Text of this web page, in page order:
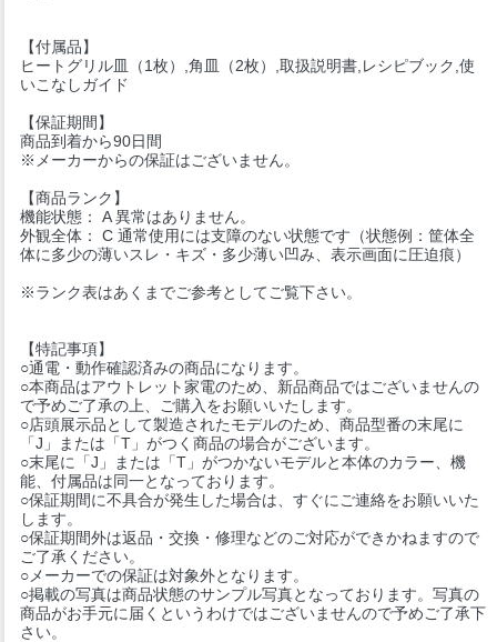
【付属品】
ヒートグリル皿（1枚）,角皿（2枚）,取扱説明書,レシピブック,使
いこなしガイド
【保証期間】
商品到着から90日間
※メーカーからの保証はございません。
【商品ランク】
機能状態： A 異常はありません。
外観全体： C 通常使用には支障のない状態です（状態例：筐体全
体に多少の薄いスレ・キズ・多少薄い凹み、表示画面に圧迫痕）
※ランク表はあくまでご参考としてご覧下さい。
【特記事項】
○通電・動作確認済みの商品になります。
○本商品はアウトレット家電のため、新品商品ではございませんの
で予めご了承の上、ご購入をお願いいたします。
○店頭展示品として製造されたモデルのため、商品型番の末尾に
「J」または「T」がつく商品の場合がございます。
○末尾に「J」または「T」がつかないモデルと本体のカラー、機
能、付属品は同一となっております。
○保証期間に不具合が発生した場合は、すぐにご連絡をお願いいた
します。
○保証期間外は返品・交換・修理などのご対応ができかねますので
ご了承ください。
○メーカーでの保証は対象外となります。
○掲載の写真は商品状態のサンプル写真となっております。写真の
商品がお手元に届くというわけではございませんので予めご了承下
さい。